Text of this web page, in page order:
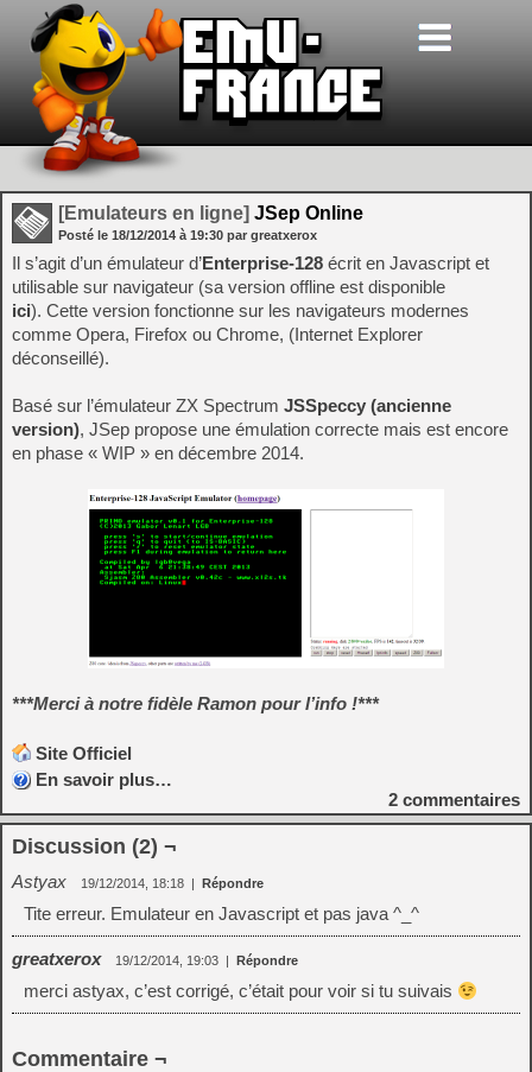
[Emulateurs en ligne] JSep Online
Posté le 18/12/2014 à 19:30 par greatxerox
Il s’agit d’un émulateur d’Enterprise-128 écrit en Javascript et
utilisable sur navigateur (sa version offline est disponible
ici). Cette version fonctionne sur les navigateurs modernes
comme Opera, Firefox ou Chrome, (Internet Explorer
déconseillé).
Basé sur l’émulateur ZX Spectrum JSSpeccy (ancienne
version), JSep propose une émulation correcte mais est encore
en phase « WIP » en décembre 2014.
***Merci à notre fidèle Ramon pour l’info !***
Site Officiel
En savoir plus…
2 commentaires
Discussion (2) ¬
Astyax 19/12/2014, 18:18 | Répondre
Tite erreur. Emulateur en Javascript et pas java ^_^
greatxerox 19/12/2014, 19:03 | Répondre
merci astyax, c’est corrigé, c’était pour voir si tu suivais
Commentaire ¬